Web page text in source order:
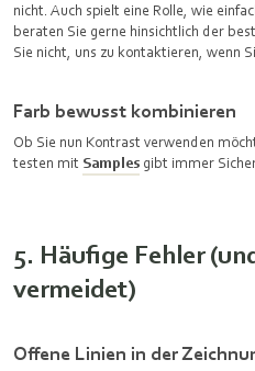
nicht. Auch spielt eine Rolle, wie
beraten Sie gerne hinsichtlich der
Sie nicht, uns zu kontaktieren, wenn
Farb bewusst kombinieren
Ob Sie nun Kontrast verwenden
testen mit Samples gibt immer
5. Häufige Fehler
vermeidet)
Offene Linien in der